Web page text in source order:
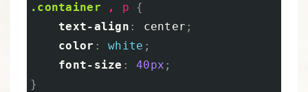
.container , p
{
text-align : center ;
color : white ;
font-size : 40px ;
}